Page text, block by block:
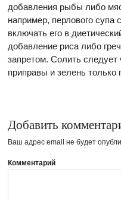
добавления рыбы либо
например, перлового супа
включать его в
добавление риса либо
запретом. Солить
приправы и зелень только
Добавить
Ваш адрес email не будет
Комментарий